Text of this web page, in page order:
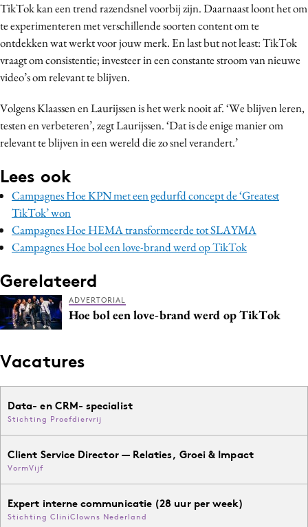
TikTok kan een trend razendsnel voorbij zijn. Daarnaast loont het om
te experimenteren met verschillende soorten content om te
ontdekken wat werkt voor jouw merk. En last but not least: TikTok
vraagt om consistentie; investeer in een constante stroom van nieuwe
video’s om relevant te blijven.
Volgens Klaassen en Laurijssen is het werk nooit af. ‘We blijven leren,
testen en verbeteren’, zegt Laurijssen. ‘Dat is de enige manier om
relevant te blijven in een wereld die zo snel verandert.’
Lees ook
Campagnes Hoe KPN met een gedurfd concept de ‘Greatest
TikTok’ won
Campagnes Hoe HEMA transformeerde tot SLAYMA
Campagnes Hoe bol een love-brand werd op TikTok
Gerelateerd
ADVERTORIAL
Hoe bol een love-brand werd op TikTok
Vacatures
Data- en CRM- specialist
Stichting Proefdiervrij
Client Service Director — Relaties, Groei & Impact
VormVijf
Expert interne communicatie (28 uur per week)
Stichting CliniClowns Nederland